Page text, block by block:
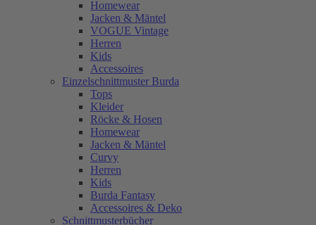
Homewear
Jacken & Mäntel
VOGUE Vintage
Herren
Kids
Accessoires
Einzelschnittmuster Burda
Tops
Kleider
Röcke & Hosen
Homewear
Jacken & Mäntel
Curvy
Herren
Kids
Burda Fantasy
Accessoires & Deko
Schnittmusterbücher